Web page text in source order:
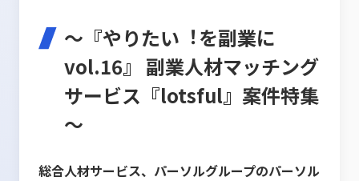
～『やりたい︕を副業に
vol.16』 副業人材マッチング
サービス『lotsful』案件特集
～
総合人材サービス、パーソルグループのパーソル